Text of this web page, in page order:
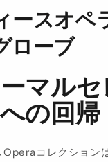
ースオペ
ローブ
マル
の回帰
Operaコレクション